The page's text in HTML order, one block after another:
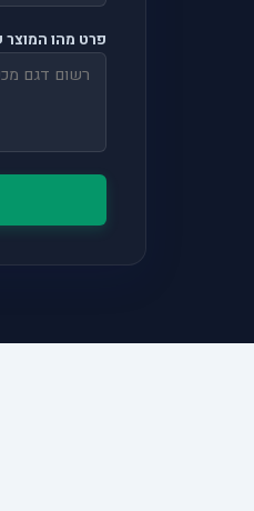
פרט מהו